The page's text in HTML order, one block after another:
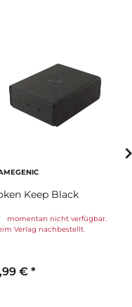
Keep Black
momentan nicht verfügbar.
Verlag nachbestellt.
€ *